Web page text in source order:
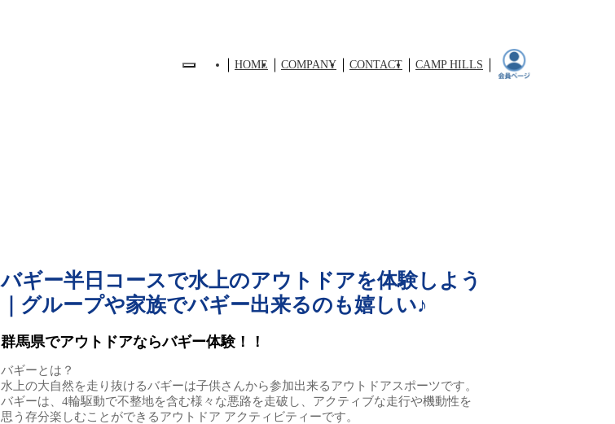
HOME COMPANY CONTACT CAMP HILLS
バギー半日コースで水上のアウトドアを体験しよう
｜グループや家族でバギー出来るのも嬉しい♪
群馬県でアウトドアならバギー体験！！
バギーとは？
水上の大自然を走り抜けるバギーは子供さんから参加出来るアウトドアスポーツです。
バギーは、4輪駆動で不整地を含む様々な悪路を走破し、アクティブな走行や機動性を
思う存分楽しむことができるアウトドア アクティビティーです。